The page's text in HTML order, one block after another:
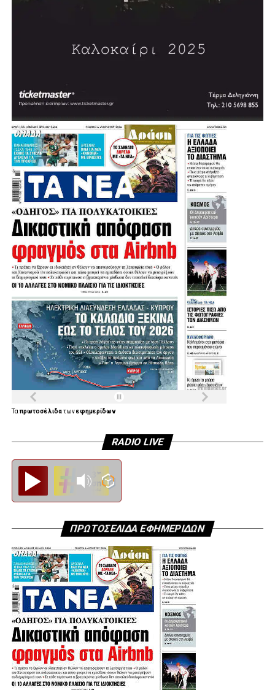
Λίγο μετά τις 11:30 στη Μητρόπολη έφτασε ο πρώην
υπουργός και πρώην πρόεδρος του ΠΑΣΟΚ, Ευάγγελος
Βενιζέλος, ο δήμαρχος Αθηναίων, Χάρης Δούκας αλλά και
ο πρώην πρόεδρος της Δημοκρατίας Προκόπης
Παυλόπουλος.
Παπούλια με τον Μεγαλόσταυρο του Τάγματος του
και με άλλα ανώτερα παράσημα διαφόρων κρατών.
Πηγή: protothema
.
.
.
Ταπρωτοσέλιδατωνεφημερίδων
RADIO LIVE
ΠΡΩΤΟΣΕΛΙΔΑ ΕΦΗΜΕΡΙΔΩΝ